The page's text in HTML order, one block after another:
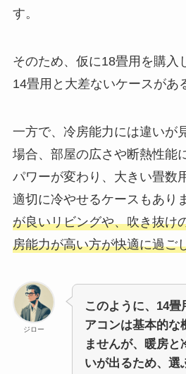
す。
そのため、仮に18畳用を購入
14畳用と大差ないケースがあ
一方で、冷房能力には違いが
場合、部屋の広さや断熱性能
パワーが変わり、大きい畳数
適切に冷やせるケースもあり
が良いリビングや、吹き抜け
房能力が高い方が快適に過ご
ジロー
このように、14畳
アコンは基本的な
ませんが、暖房と
いが出るため、選